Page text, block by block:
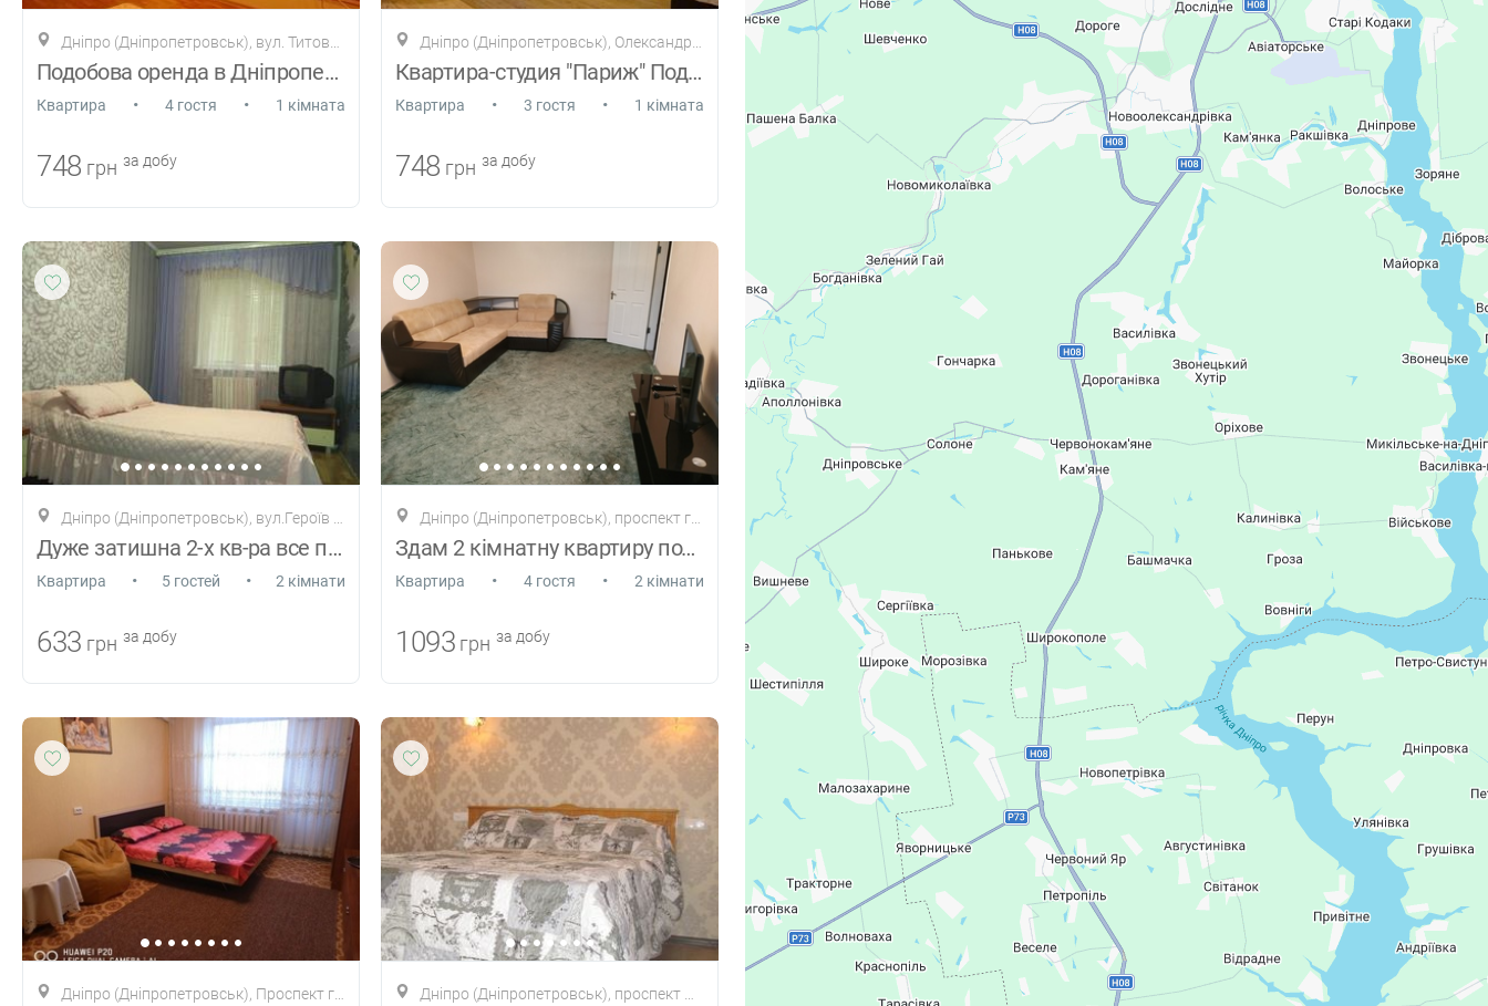
Дніпро (Дніпропетровськ), вул. Титова, 22а
Подобова оренда в Дніпропетровську
Квартира • 4 гостя • 1 кімната
748 грн за добу
Дніпро (Дніпропетровськ), Олександра Поля проспект, 94-а
Квартира-студия "Париж" Подробнее: http
Квартира • 3 гостя • 1 кімната
748 грн за добу
Дніпро (Дніпропетровськ), вул.Героїв Сталінграда, 91
Дуже затишна 2-х кв-ра все поруч
Квартира • 5 гостей • 2 кімнати
633 грн за добу
Дніпро (Дніпропетровськ), проспект героїв
Здам 2 кімнатну квартиру подобово поча
Квартира • 4 гостя • 2 кімнати
1093 грн за добу
Дніпро (Дніпропетровськ), Проспект героїв 45 Дніпро (Дніпропетровськ), проспект Слобожанський, 56